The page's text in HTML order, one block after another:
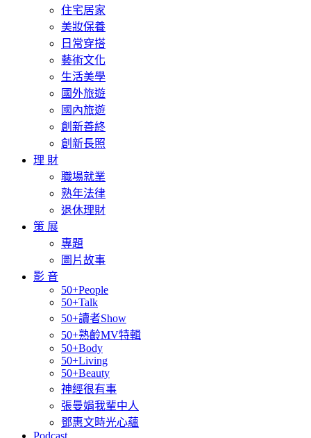
住宅居家
美妝保養
日常穿搭
藝術文化
生活美學
國外旅遊
國內旅遊
創新善終
創新長照
理 財
職場就業
熟年法律
退休理財
策 展
專題
圖片故事
影 音
50+People
50+Talk
50+讀者Show
50+熟齡MV特輯
50+Body
50+Living
50+Beauty
神經很有事
張曼娟我輩中人
鄧惠文時光心蘊
Podcast